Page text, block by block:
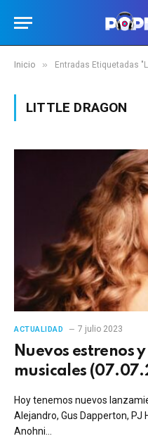
Inicio » Entradas Etiquetadas
LITTLE DRAGON
ACTUALIDAD 7 julio 2023
Nuevos estrenos
musicales
Hoy tenemos nuevos
Alejandro, Gus Dapperton, PJ
Anohni…